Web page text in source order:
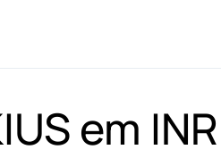
em INR